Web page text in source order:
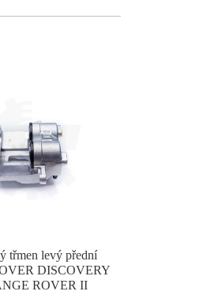
třmen levý přední
DISCOVERY
ROVER II